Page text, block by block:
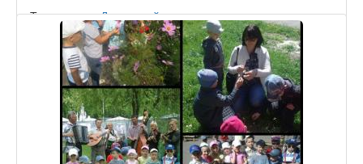
Тип садочку:Державний